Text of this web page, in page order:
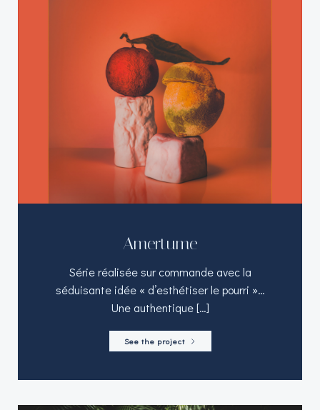
Amertume
Série réalisée sur commande avec la
séduisante idée « d’esthétiser le pourri »…
Une authentique […]
See the project